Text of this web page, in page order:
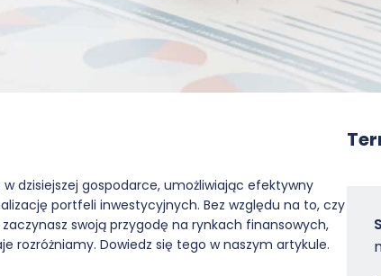
dzisiejszej gospodarce, umożliwiając efektywny
portfeli inwestycyjnych. Bez względu na to, czy
swoją przygodę na rynkach finansowych,
rozróżniamy. Dowiedz się tego w naszym artykule.
-